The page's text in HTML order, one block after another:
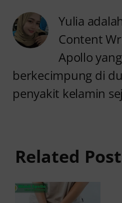
Yulia
Content
Apollo
berkecimpung di
penyakit kelamin
Related
Sakit
Wanita
Serta
Perih?